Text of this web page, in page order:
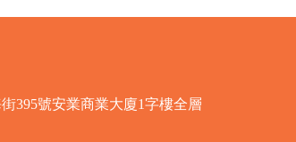
395號安業商業大廈1字樓全層